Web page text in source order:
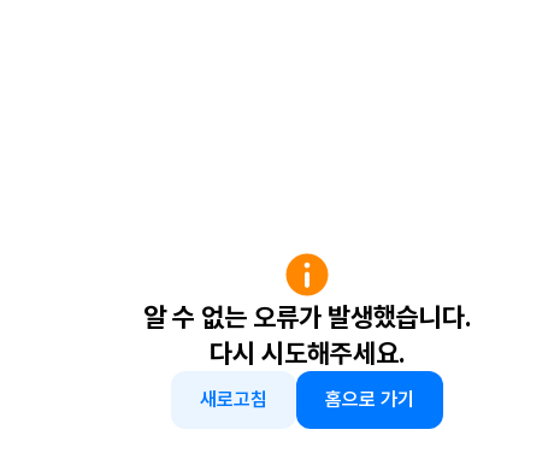
알 수 없는 오류가 발생했습니다.
다시 시도해주세요.
새로고침 홈으로 가기